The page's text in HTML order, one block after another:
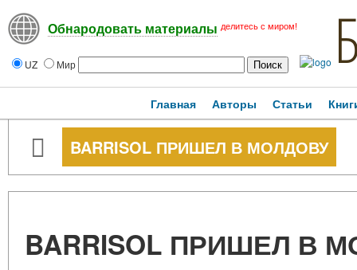
Обнародовать материалы делитесь с миром!
UZ Мир
Главная Авторы Статьи
BARRISOL ПРИШЕЛ В МОЛДОВУ
BARRISOL ПРИШЕЛ В